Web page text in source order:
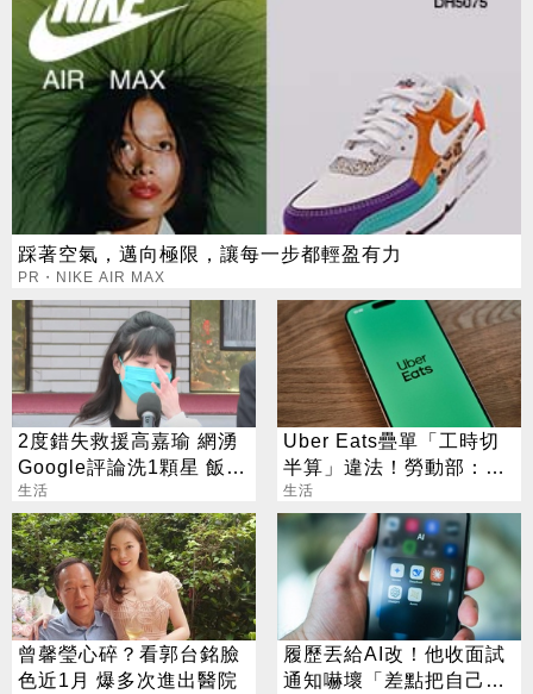
踩著空氣，邁向極限，讓每一步都輕盈有力
PR・NIKE AIR MAX
2度錯失救援高嘉瑜 網湧
Google評論洗1顆星 飯店
回應了
生活
Uber Eats疊單「工時切
半算」違法！勞動部：每
案可罰2萬
生活
曾馨瑩心碎？看郭台銘臉
色近1月 爆多次進出醫院
履歷丟給AI改！他收面試
通知嚇壞「差點把自己送